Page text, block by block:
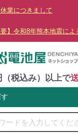
業につきまして
要】令和8年熊本地震に
（税込み）以上で